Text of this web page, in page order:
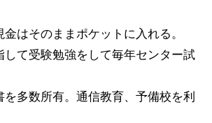
金はそのままポケットに入れる。
して受験勉強をして毎年センター試
多数所有。通信教育、予備校を利